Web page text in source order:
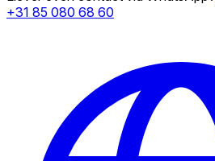
+31 85 080 68 60